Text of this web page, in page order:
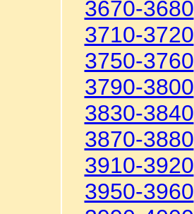
3670-3680
3710-3720
3750-3760
3790-3800
3830-3840
3870-3880
3910-3920
3950-3960